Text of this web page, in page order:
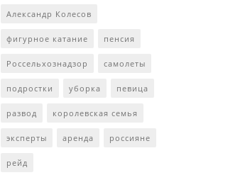
Александр Колесов
фигурное катание пенсия
Россельхознадзор самолеты
подростки уборка певица
развод королевская семья
эксперты аренда россияне
рейд